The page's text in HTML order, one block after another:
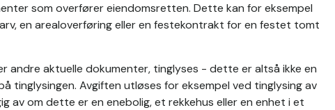
som overfører eiendomsretten. Dette kan for eksempel
en arealoverføring eller en festekontrakt for en festet tomt
andre aktuelle dokumenter, tinglyses - dette er altså ikke en
tinglysingen. Avgiften utløses for eksempel ved tinglysing av
av om dette er en enebolig, et rekkehus eller en enhet i et